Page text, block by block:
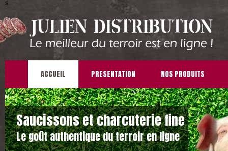
s
ACCUEIL PRESENTATION NOS PRODUITS
Saucissons et charcuterie fine
Le goût authentique du terroir en ligne